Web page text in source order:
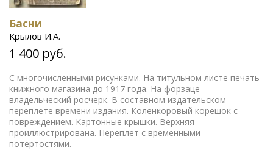
Басни
Крылов И.А.
1 400 руб.
С многочисленными рисунками. На титульном листе печать
книжного магазина до 1917 года. На форзаце
владельческий росчерк. В составном издательском
переплете времени издания. Коленкоровый корешок с
повреждением. Картонные крышки. Верхняя
проиллюстрирована. Переплет с временными
потертостями.